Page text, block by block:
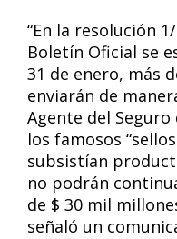
“En la resolución
Boletín Oficial se
31 de enero, más
enviarán de
Agente del Seguro
los famosos
subsistían
no podrán
de $ 30 mil
señaló un